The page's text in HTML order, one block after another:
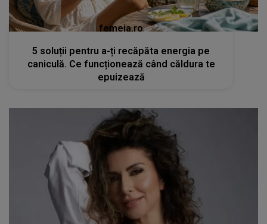
femeia.ro
5 soluții pentru a-ți recăpăta energia pe
caniculă. Ce funcționează când căldura te
epuizează